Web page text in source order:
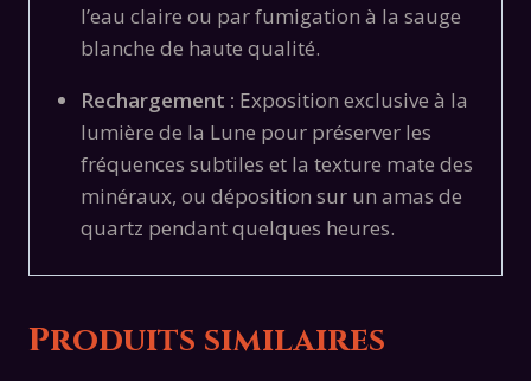
l’eau claire ou par fumigation à la sauge
blanche de haute qualité.
Rechargement : Exposition exclusive à la
lumière de la Lune pour préserver les
fréquences subtiles et la texture mate des
minéraux, ou déposition sur un amas de
quartz pendant quelques heures.
Produits similaires